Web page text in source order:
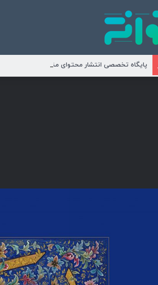
پایگاه تخصصی انتشار محتوای مناسبتی و موضوعی